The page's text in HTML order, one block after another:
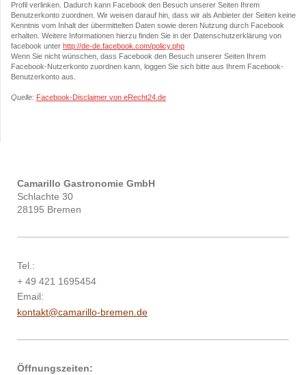
Profil verlinken. Dadurch kann Facebook den Besuch unserer Seiten Ihrem
Benutzerkonto zuordnen. Wir weisen darauf hin, dass wir als Anbieter der Seiten keine
Kenntnis vom Inhalt der übermittelten Daten sowie deren Nutzung durch Facebook
erhalten. Weitere Informationen hierzu finden Sie in der Datenschutzerklärung von
facebook unter http://de-de.facebook.com/policy.php
Wenn Sie nicht wünschen, dass Facebook den Besuch unserer Seiten Ihrem
Facebook-Nutzerkonto zuordnen kann, loggen Sie sich bitte aus Ihrem Facebook-
Benutzerkonto aus.
Quelle: Facebook-Disclaimer von eRecht24.de
Camarillo Gastronomie GmbH
Schlachte 30
28195 Bremen
Tel.:
+ 49 421 1695454
Email:
kontakt@camarillo-bremen.de
Öffnungszeiten: